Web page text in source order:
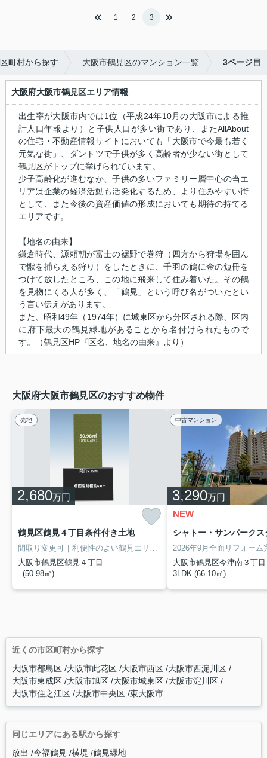
1 2 3
町村から探す 大阪市鶴見区のマンション一覧 3ページ目
大阪府大阪市鶴見区エリア情報
出生率が大阪市内では1位（平成24年10月の大阪市による推
計人口年報より）と子供人口が多い街であり、またAllAbout
の住宅・不動産情報サイトにおいても「大阪市で今最も若く
元気な街」、ダントツで子供が多く高齢者が少ない街として
鶴見区がトップに挙げられています。
少子高齢化が進むなか、子供の多いファミリー層中心の当エ
リアは企業の経済活動も活発化するため、より住みやすい街
として、また今後の資産価値の形成においても期待の持てる
エリアです。
【地名の由来】
鎌倉時代、源頼朝が富士の裾野で巻狩（四方から狩場を囲ん
で獣を捕らえる狩り）をしたときに、千羽の鶴に金の短冊を
つけて放したところ、この地に飛来して住み着いた。その鶴
を見物にくる人が多く、「鶴見」という呼び名がついたとい
う言い伝えがあります。
また、昭和49年（1974年）に城東区から分区される際、区内
に府下最大の鶴見緑地があることから名付けられたもので
す。（鶴見区HP『区名、地名の由来』より）
大阪府大阪市鶴見区のおすすめ物件
売地
2,680万円
鶴見区鶴見４丁目条件付き土地
間取り変更可｜利便性のよい鶴見エリア。「乾太くん」等充実の標準仕様が魅力！
大阪市鶴見区鶴見４丁目
- (50.98㎡)
中古マンション
3,290万円
NEW
シャトー・サンパーク
大阪市鶴見区今津南３丁目
3LDK (66.10㎡)
近くの市区町村から探す
大阪市都島区 大阪市此花区 大阪市西区 大阪市西淀川区
大阪市東成区 大阪市旭区 大阪市城東区 大阪市淀川区
大阪市住之江区 大阪市中央区 東大阪市
同じエリアにある駅から探す
放出
今福鶴見 横堤 鶴見緑地